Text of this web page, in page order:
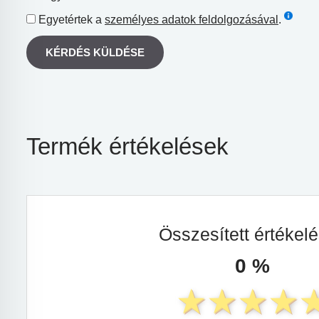
Egyetértek a személyes adatok feldolgozásával .
KÉRDÉS KÜLDÉSE
Termék értékelések
Összesített
0 %